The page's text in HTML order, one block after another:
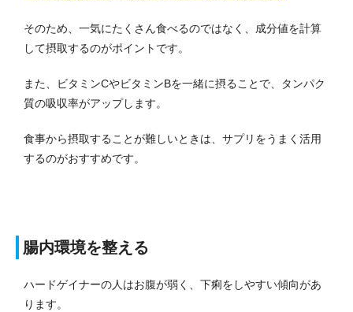
そのため、一気にたくさん食べるのではなく、成分値を計算
して摂取するのがポイントです。
また、ビタミンCやビタミンBを一緒に摂ることで、タンパク
質の吸収率がアップします。
食事から摂取することが難しいときは、サプリをうまく活用
するのがおすすめです。
腸内環境を整える
ハードゲイナーの人はお腹が弱く、下痢をしやすい傾向があ
ります。